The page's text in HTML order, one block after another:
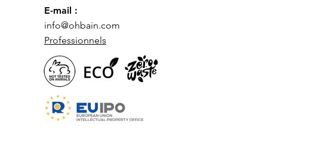
E-mail :
info@ohbain.com
Professionnels